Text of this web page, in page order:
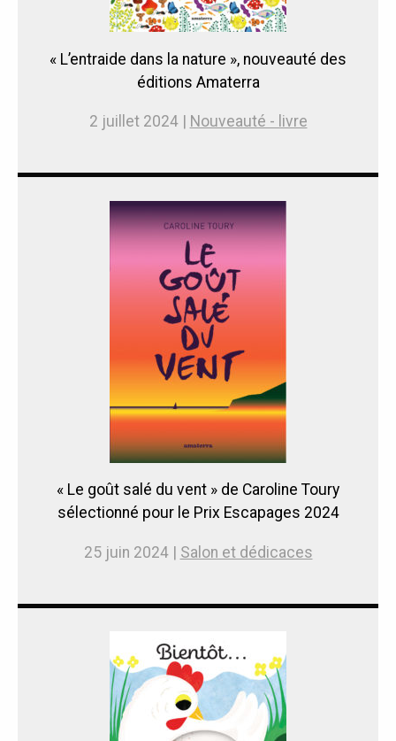
« L’entraide dans la nature », nouveauté des
éditions Amaterra
2 juillet 2024 | Nouveauté - livre
« Le goût salé du vent » de Caroline Toury
sélectionné pour le Prix Escapages 2024
25 juin 2024 | Salon et dédicaces